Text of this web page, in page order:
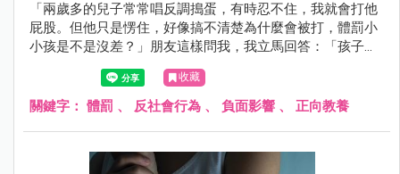
「兩歲多的兒子常常唱反調搗蛋，有時忍不住，我就會打他
屁股。但他只是愣住，好像搞不清楚為什麼會被打，體罰小
小孩是不是沒差？」朋友這樣問我，我立馬回答：「孩子都
知道喔！千萬不要小看孩子的能力和記憶。」這次要來跟大
家聊聊體罰對孩子的影響。收藏
關鍵字： 體罰 、 反社會行為 、 負面影響 、 正向教養